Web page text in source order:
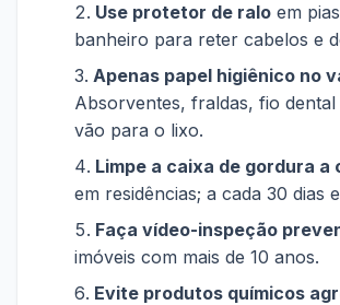
Use protetor de ralo em
banheiro para reter cabelos e
Apenas papel higiênico no
Absorventes, fraldas, fio
vão para o lixo.
Limpe a caixa de gordura a
em residências; a cada 30 dias
Faça vídeo-inspeção
imóveis com mais de 10 anos.
Evite produtos químicos